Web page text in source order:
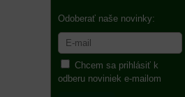
Odoberať naše novinky:
Chcem sa prihlásiť k
odberu noviniek e-mailom